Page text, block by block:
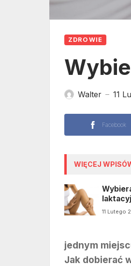
ZDROWIE
Walter — 11
Facebook
WIĘCEJ
11 Lutego
jednym
Jak dobierać